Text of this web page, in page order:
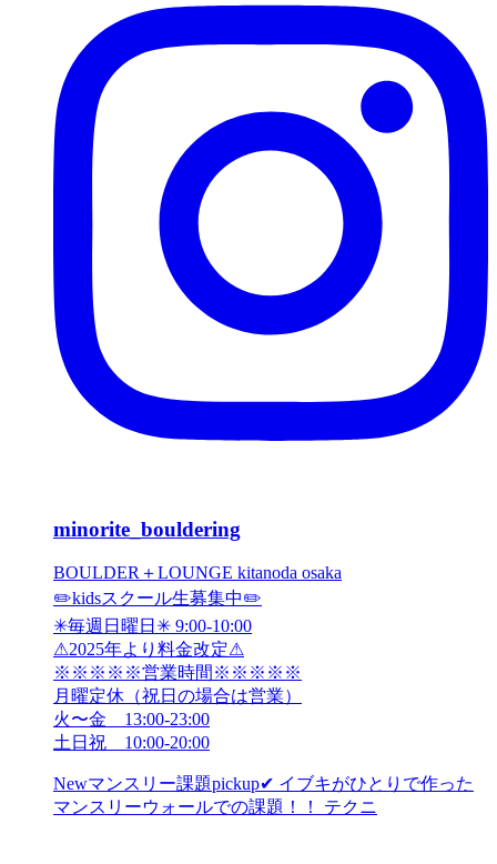
minorite_bouldering
BOULDER＋LOUNGE kitanoda osaka
✏️kidsスクール生募集中✏️
✳︎毎週日曜日✳︎ 9:00-10:00
⚠︎2025年より料金改定⚠︎
※※※※※営業時間※※※※※
月曜定休（祝日の場合は営業）
火〜金 13:00-23:00
土日祝 10:00-20:00
Newマンスリー課題pickup✔︎ イブキがひとりで作った
マンスリーウォールでの課題！！ テクニ